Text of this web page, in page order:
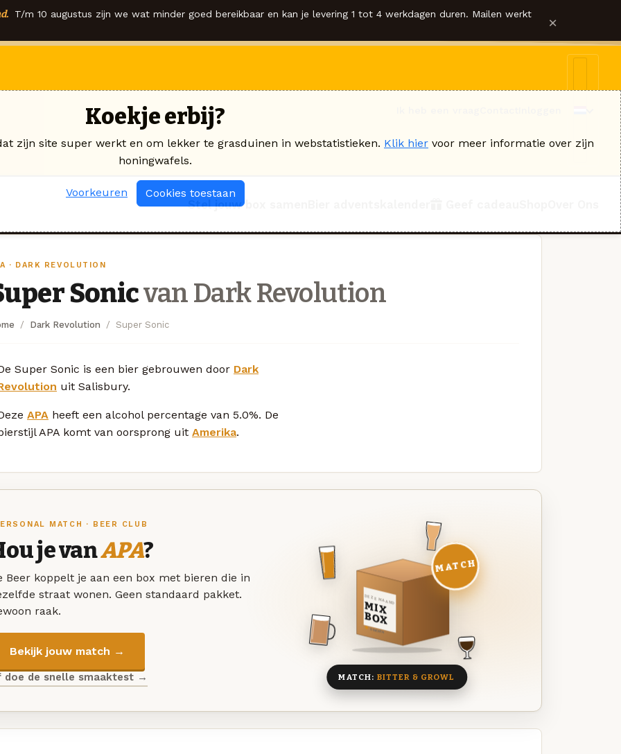
T/m 10 augustus zijn we wat minder goed bereikbaar en kan je levering 1 tot 4 werkdagen duren. Mailen werkt ×
Stel jouw box samen
· DARK REVOLUTION
Sonicvan Dark Revolution
Dark Revolution Super Sonic
Super Sonic is een bier gebrouwen door Dark
uit Salisbury.
APA heeft een alcohol percentage van 5.0%. De
APA komt van oorsprong uit Amerika.
MATCH · BEER CLUB
je vanAPA?
Beer koppelt je aan een box met bieren die in
straat wonen. Geen standaard pakket.
raak.
Bekijk jouw match →
doe de snelle smaaktest →
DEZE MAAND
MIX
BOX
8 BIEREN
MATCH
MATCH: BITTER & GROWL
Koekje erbij?
zijn site super werkt en om lekker te grasduinen in webstatistieken. Klik hier voor meer informatie over zijn
honingwafels.
Voorkeuren Cookies toestaan